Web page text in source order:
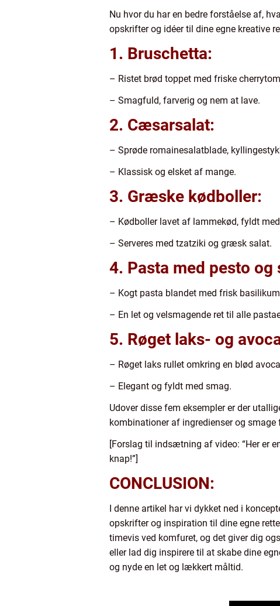
Nu hvor du har en bedre forståelse af,
opskrifter og idéer til dine egne kreative
1. Bruschetta:
– Ristet brød toppet med friske
– Smagfuld, farverig og nem at lave.
2. Cæsarsalat:
– Sprøde romainesalatblade,
– Klassisk og elsket af mange.
3. Græske kødboller:
– Kødboller lavet af lammekød, fyldt
– Serveres med tzatziki og græsk salat.
4. Pasta med pesto
– Kogt pasta blandet med frisk
– En let og velsmagende ret til alle
5. Røget laks- og
– Røget laks rullet omkring en blød
– Elegant og fyldt med smag.
Udover disse fem eksempler er der
kombinationer af ingredienser og
[Forslag til indsætning af video: “Her er
knap!”]
CONCLUSION:
I denne artikel har vi dykket ned i
opskrifter og inspiration til dine egne
timevis ved komfuret, og det giver dig
eller lad dig inspirere til at skabe dine
og nyde en let og lækkert måltid.